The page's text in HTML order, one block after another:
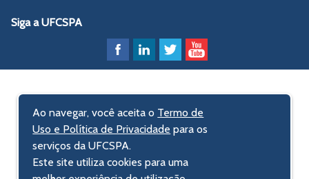
Siga a UFCSPA
Ao navegar, você aceita o Termo de
Uso e Política de Privacidade para os
serviços da UFCSPA.
Este site utiliza cookies para uma